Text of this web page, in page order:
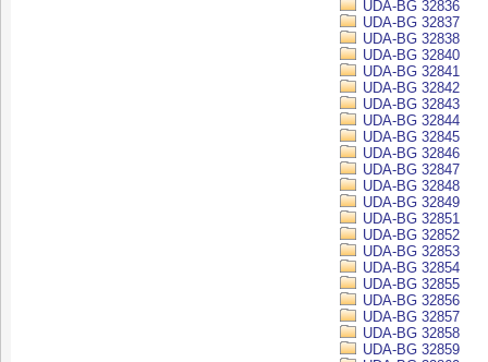
UDA-BG 32836
UDA-BG 32837
UDA-BG 32838
UDA-BG 32840
UDA-BG 32841
UDA-BG 32842
UDA-BG 32843
UDA-BG 32844
UDA-BG 32845
UDA-BG 32846
UDA-BG 32847
UDA-BG 32848
UDA-BG 32849
UDA-BG 32851
UDA-BG 32852
UDA-BG 32853
UDA-BG 32854
UDA-BG 32855
UDA-BG 32856
UDA-BG 32857
UDA-BG 32858
UDA-BG 32859